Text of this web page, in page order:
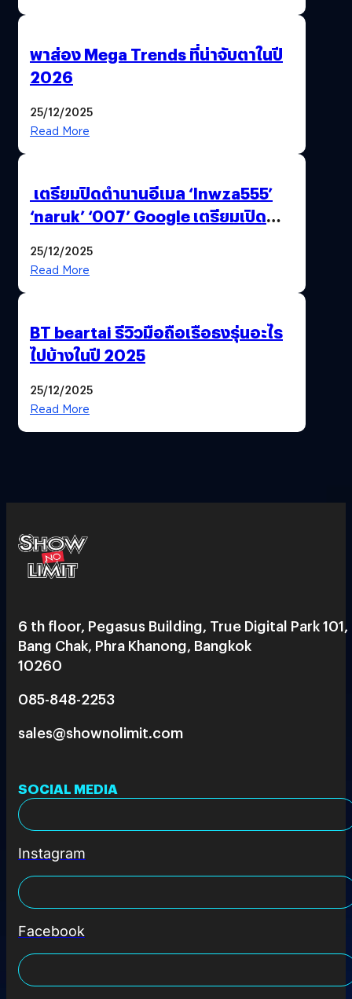
พาส่อง Mega Trends ที่น่าจับตาในปี
2026
25/12/2025
Read More
เตรียมปิดตำนานอีเมล ‘lnwza555’
‘naruk’ ‘007’ Google เตรียมเปิด
25/12/2025
Read More
BT beartai รีวิวมือถือเรือธงรุ่นอะไร
ไปบ้างในปี 2025
25/12/2025
Read More
6 th floor, Pegasus Building, True Digital Park 101,
Bang Chak, Phra Khanong, Bangkok
10260
085-848-2253
sales@shownolimit.com
SOCIAL MEDIA
Instagram
Facebook